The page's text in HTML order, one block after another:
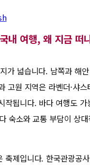
내 여행, 왜 지금 떠
가 넓습니다. 남쪽과 해
고원 지역은 라벤더·샤스
작됩니다. 바다 여행도 가
숙소와 교통 부담이 상
축제입니다. 한국관광공